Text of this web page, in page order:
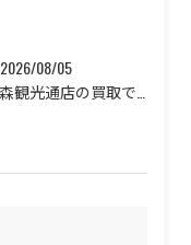
2026/08/05